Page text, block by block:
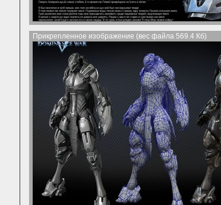
Прикрепленное изображение (вес файла 569.4 Кб)